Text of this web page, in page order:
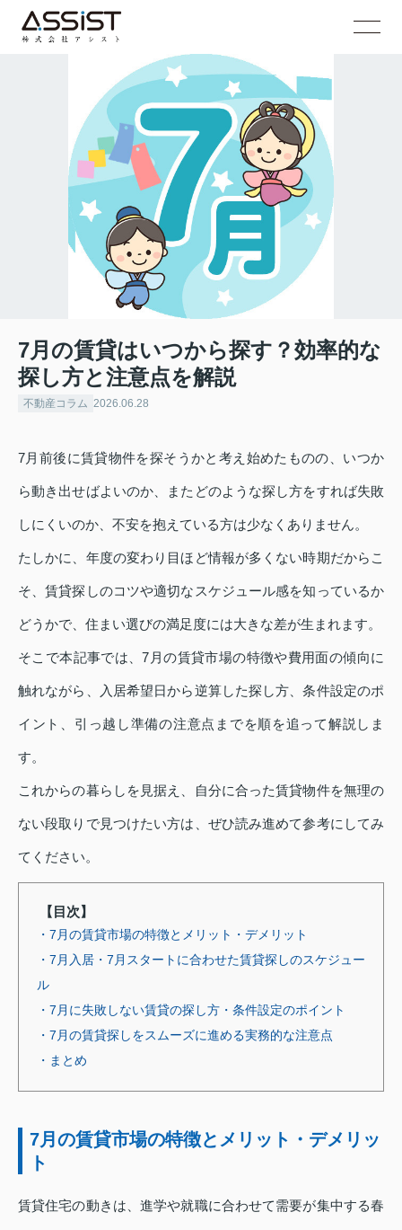
7月の賃貸はいつから探す？効率的な
探し方と注意点を解説
不動産コラム 2026.06.28
7月前後に賃貸物件を探そうかと考え始めたものの、いつか
ら動き出せばよいのか、またどのような探し方をすれば失敗
しにくいのか、不安を抱えている方は少なくありません。
たしかに、年度の変わり目ほど情報が多くない時期だからこ
そ、賃貸探しのコツや適切なスケジュール感を知っているか
どうかで、住まい選びの満足度には大きな差が生まれます。
そこで本記事では、7月の賃貸市場の特徴や費用面の傾向に
触れながら、入居希望日から逆算した探し方、条件設定のポ
イント、引っ越し準備の注意点までを順を追って解説しま
す。
これからの暮らしを見据え、自分に合った賃貸物件を無理の
ない段取りで見つけたい方は、ぜひ読み進めて参考にしてみ
てください。
【目次】
・7月の賃貸市場の特徴とメリット・デメリット
・7月入居・7月スタートに合わせた賃貸探しのスケジュー
ル
・7月に失敗しない賃貸の探し方・条件設定のポイント
・7月の賃貸探しをスムーズに進める実務的な注意点
・まとめ
7月の賃貸市場の特徴とメリット・デメリッ
ト
賃貸住宅の動きは、進学や就職に合わせて需要が集中する春